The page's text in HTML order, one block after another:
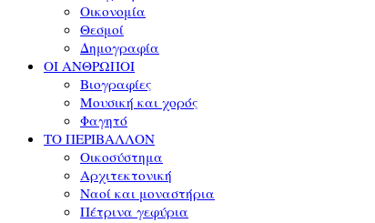
Οικονομία
Θεσμοί
Δημογραφία
ΟΙ ΑΝΘΡΩΠΟΙ
Βιογραφίες
Μουσική και χορός
Φαγητό
ΤΟ ΠΕΡΙΒΑΛΛΟΝ
Οικοσύστημα
Αρχιτεκτονική
Ναοί και μοναστήρια
Πέτρινα γεφύρια